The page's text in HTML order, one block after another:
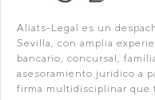
Aliats-Legal es un
Sevilla, con amplia
bancario, concursal,
asesoramiento jurídico a
firma multidisciplinar que